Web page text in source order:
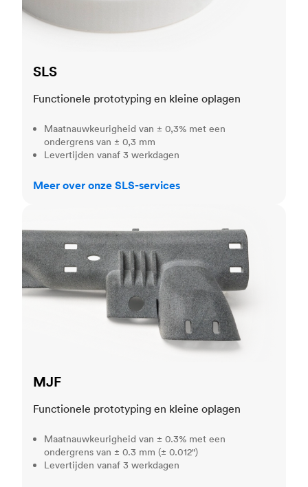
SLS
Functionele prototyping en kleine oplagen
Maatnauwkeurigheid van ± 0,3% met een
ondergrens van ± 0,3 mm
Levertijden vanaf 3 werkdagen
Meer over onze SLS-services
MJF
Functionele prototyping en kleine oplagen
Maatnauwkeurigheid van ± 0.3% met een
ondergrens van ± 0.3 mm (± 0.012")
Levertijden vanaf 3 werkdagen